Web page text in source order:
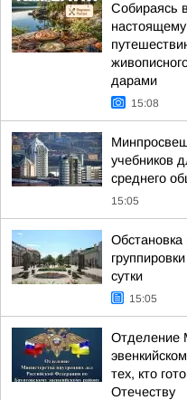
Собираясь
дарами
15:08
учебников
среднего
15:05
Обстановка
сутки
15:05
Отделение
тех, кто
Отечеству